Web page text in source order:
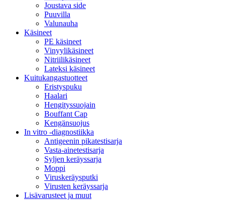
Joustava side
Puuvilla
Valunauha
Käsineet
PE käsineet
Vinyylikäsineet
Nitriilikäsineet
Lateksi käsineet
Kuitukangastuotteet
Eristyspuku
Haalari
Hengityssuojain
Bouffant Cap
Kengänsuojus
In vitro -diagnostiikka
Antigeenin pikatestisarja
Vasta-ainetestisarja
Syljen keräyssarja
Moppi
Viruskeräysputki
Virusten keräyssarja
Lisävarusteet ja muut